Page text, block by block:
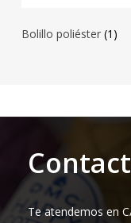
Bolillo poliéster (1)
Te atendemos en